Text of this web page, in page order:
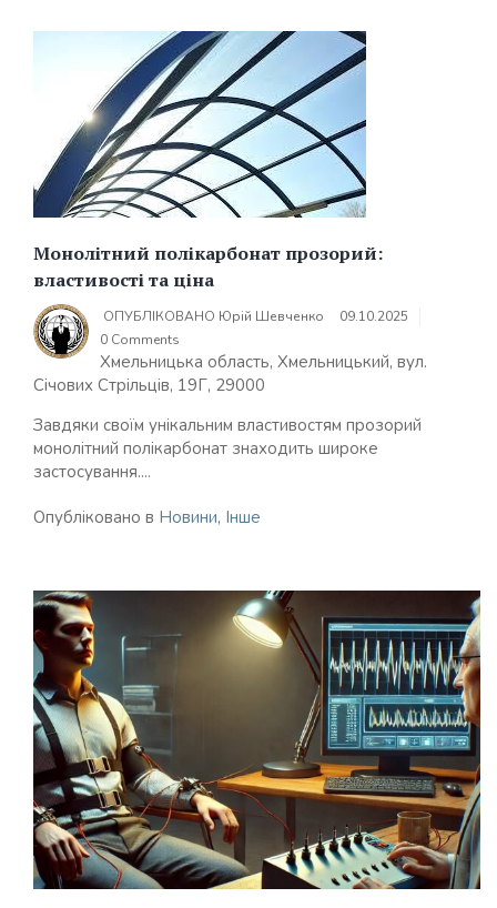
Монолітний полікарбонат прозорий:
властивості та ціна
ОПУБЛІКОВАНО Юрій Шевченко
09.10.2025
0 Comments
Хмельницька область, Хмельницький, вул.
Січових Стрільців, 19Г, 29000
Завдяки своїм унікальним властивостям прозорий
монолітний полікарбонат знаходить широке
застосування....
Опубліковано в Новини, Інше